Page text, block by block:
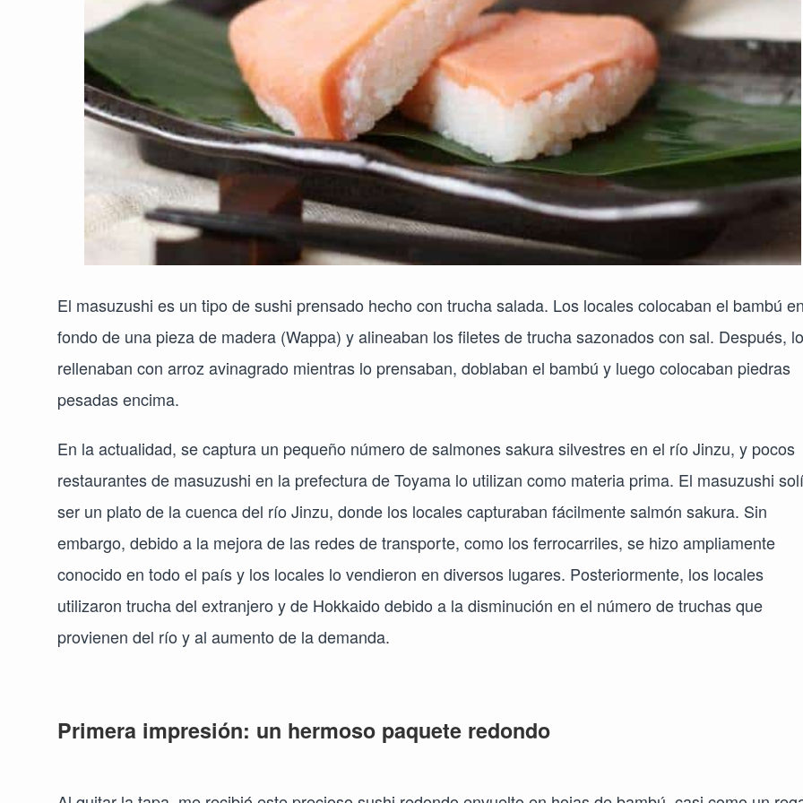
El masuzushi es un tipo de sushi prensado hecho con trucha salada. Los locales colocaban el bambú
fondo de una pieza de madera (Wappa) y alineaban los filetes de trucha sazonados con sal. Después, lo
rellenaban con arroz avinagrado mientras lo prensaban, doblaban el bambú y luego colocaban piedras
pesadas encima.
En la actualidad, se captura un pequeño número de salmones sakura silvestres en el río Jinzu, y pocos
restaurantes de masuzushi en la prefectura de Toyama lo utilizan como materia prima. El masuzushi
ser un plato de la cuenca del río Jinzu, donde los locales capturaban fácilmente salmón sakura. Sin
embargo, debido a la mejora de las redes de transporte, como los ferrocarriles, se hizo ampliamente
conocido en todo el país y los locales lo vendieron en diversos lugares. Posteriormente, los locales
utilizaron trucha del extranjero y de Hokkaido debido a la disminución en el número de truchas que
provienen del río y al aumento de la demanda.
Primera impresión: un hermoso paquete redondo